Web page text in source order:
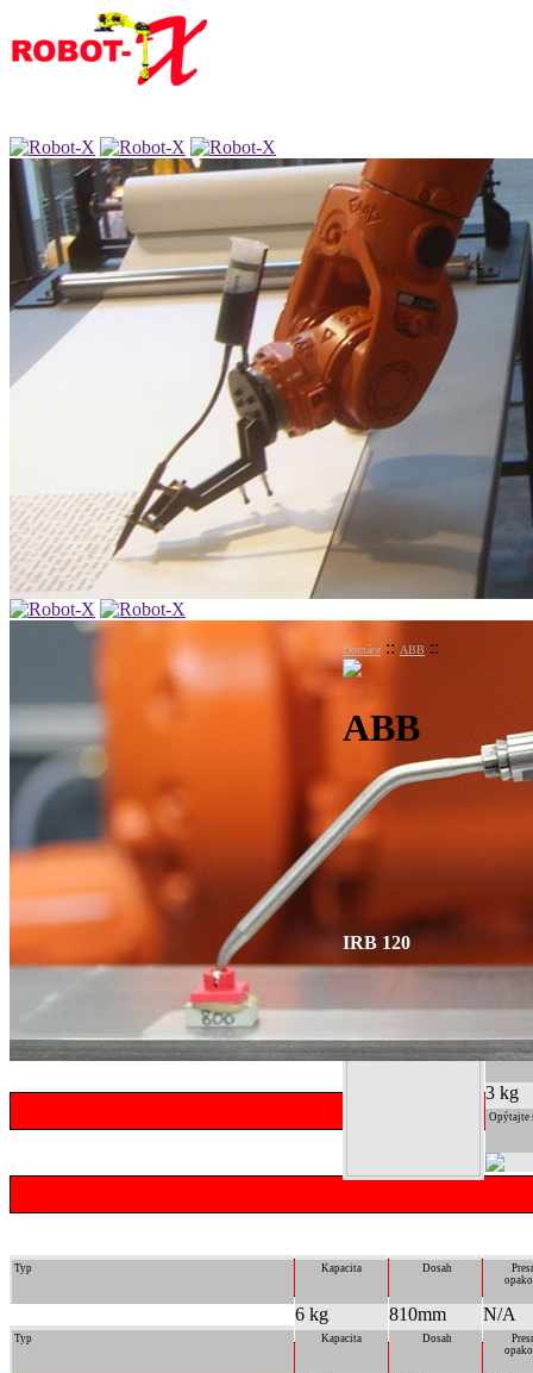
Servis, Údržba
Referencie
Kontakt
Vaše otázky
PARTNERI
Domáce :: ABB ::
ABB
IRB 120
3 kg
Opýtajte
Typ Kapacita
6 kg
Dosah
810mm N/A
Typ Kapacita Dosah